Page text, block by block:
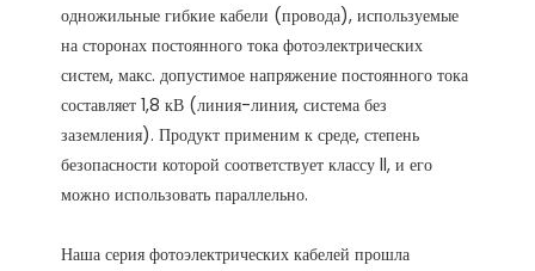
одножильные гибкие кабели (провода), используемые
на сторонах постоянного тока фотоэлектрических
систем, макс. допустимое напряжение постоянного тока
составляет 1,8 кВ (линия-линия, система без
заземления). Продукт применим к среде, степень
безопасности которой соответствует классу ll, и его
Наша серия фотоэлектрических кабелей прошла